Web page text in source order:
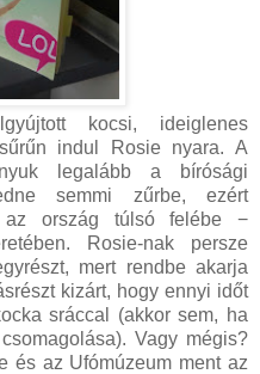
kocsi, ideiglenes
indul Rosie nyara. A
legalább a bírósági
semmi zűrbe, ezért
ország túlsó felébe −
Rosie-nak persze
mert rendbe akarja
kizárt, hogy ennyi időt
sráccal (akkor sem, ha
Vagy mégis?
és az Ufómúzeum ment az